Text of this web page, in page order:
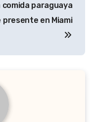
comida paraguaya
presente en Miami